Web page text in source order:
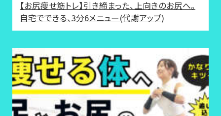
【お尻痩せ筋トレ】引き締まった、上向きのお尻へ。
自宅でできる、3分6メニュー(代謝アップ)